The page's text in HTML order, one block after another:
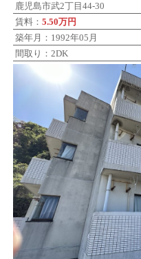
鹿児島市武2丁目44-30
賃料：5.50万円
築年月：1992年05月
間取り：2DK